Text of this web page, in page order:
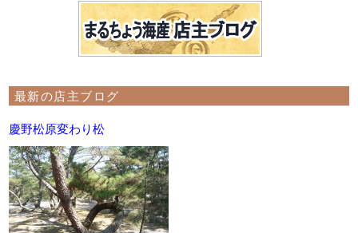
最新の店主ブログ
慶野松原変わり松